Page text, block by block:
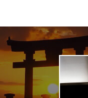
ア
お